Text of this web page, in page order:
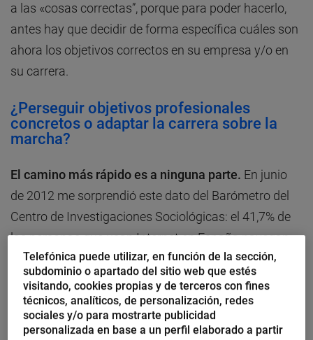
a las «cosas correctas”, porque para poder hacerlo,
antes hay que decidir de forma específica cuáles son
ahora los objetivos correctos en su empresa y/o en
su carrera.
¿Perseguir objetivos profesionales
concretos o adaptar la carrera sobre la
marcha?
El camino más rápido es a ninguna parte. En junio
de 2012 me sorprendió este dato del Barómetro del
Centro de Investigaciones Sociológicas: el 41,7% de
las personas que usan Internet en España navegan
sin un objetivo concreto.
No he podido comprobar si este comportamiento se
mantiene pero, sin duda, es una metáfora interesante
Telefónica puede utilizar, en función de la sección,
subdominio o apartado del sitio web que estés
visitando, cookies propias y de terceros con fines
técnicos, analíticos, de personalización, redes
sociales y/o para mostrarte publicidad
personalizada en base a un perfil elaborado a partir